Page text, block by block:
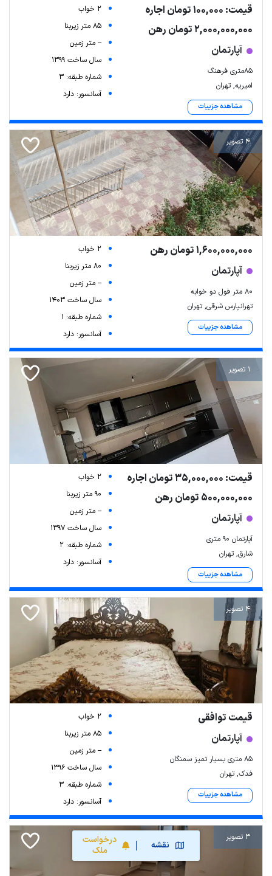
نقشه
درخواست
ملک
قیمت: 100,000 تومان اجاره
2,000,000,000 تومان رهن
آپارتمان
85متری فرهنگ
امیریه, تهران
مشاهده جزییات
2 خواب
85 متر زیربنا
-- متر زمین
سال ساخت 1399
شماره طبقه: 3
آسانسور: دارد
4 تصویر
1,600,000,000 تومان رهن
آپارتمان
۸۰ متر فول دو خوابه
تهرانپارس شرقی, تهران
مشاهده جزییات
2 خواب
80 متر زیربنا
-- متر زمین
سال ساخت 1403
شماره طبقه: 1
آسانسور: دارد
1 تصویر
قیمت: 35,000,000 تومان اجاره
500,000,000 تومان رهن
آپارتمان
آپارتمان 90 متری
شارق, تهران
مشاهده جزییات
2 خواب
90 متر زیربنا
-- متر زمین
سال ساخت 1397
شماره طبقه: 2
آسانسور: دارد
4 تصویر
قیمت توافقی
آپارتمان
85 متری بسیار تمیز سمنگان
فدک, تهران
مشاهده جزییات
2 خواب
85 متر زیربنا
-- متر زمین
سال ساخت 1396
شماره طبقه: 3
آسانسور: دارد
3 تصویر